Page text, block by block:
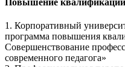
1. Корпоративный
программа повышения
Совершенствование
современного педагога»